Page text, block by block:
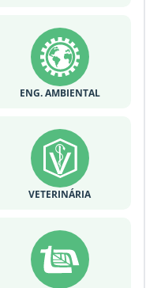
ENG. AMBIENTAL
VETERINÁRIA